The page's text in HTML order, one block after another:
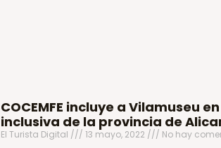
COCEMFE incluye a Vilamuseu
inclusiva de la provincia de
El Turista Digital 13 mayo, 2022 No hay